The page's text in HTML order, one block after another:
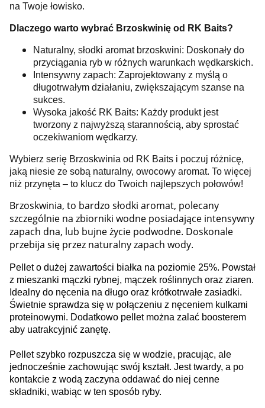
na Twoje łowisko.
Dlaczego warto wybrać Brzoskwinię od RK Baits?
Naturalny, słodki aromat brzoskwini: Doskonały do
przyciągania ryb w różnych warunkach wędkarskich.
Intensywny zapach: Zaprojektowany z myślą o
długotrwałym działaniu, zwiększającym szanse na
sukces.
Wysoka jakość RK Baits: Każdy produkt jest
tworzony z najwyższą starannością, aby sprostać
oczekiwaniom wędkarzy.
Wybierz serię Brzoskwinia od RK Baits i poczuj różnicę,
jaką niesie ze sobą naturalny, owocowy aromat. To więcej
niż przynęta – to klucz do Twoich najlepszych połowów!
Brzoskwinia, to bardzo słodki aromat, polecany
szczególnie na zbiorniki wodne posiadające intensywny
zapach dna, lub bujne życie podwodne. Doskonale
przebija się przez naturalny zapach wody.
Pellet o dużej zawartości białka na poziomie 25%. Powstał
z mieszanki mączki rybnej, mączek roślinnych oraz ziaren.
Idealny do nęcenia na długo oraz krótkotrwałe zasiadki.
Świetnie sprawdza się w połączeniu z nęceniem kulkami
proteinowymi. Dodatkowo pellet można zalać boosterem
aby uatrakcyjnić zanętę.
Pellet szybko rozpuszcza się w wodzie, pracując, ale
jednocześnie zachowując swój kształt. Jest twardy, a po
kontakcie z wodą zaczyna oddawać do niej cenne
składniki, wabiąc w ten sposób ryby.